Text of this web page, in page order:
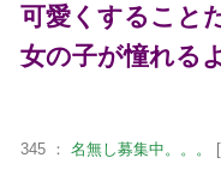
可愛くすること
女の子が憧れる
345 ： 名無し募集中。。。